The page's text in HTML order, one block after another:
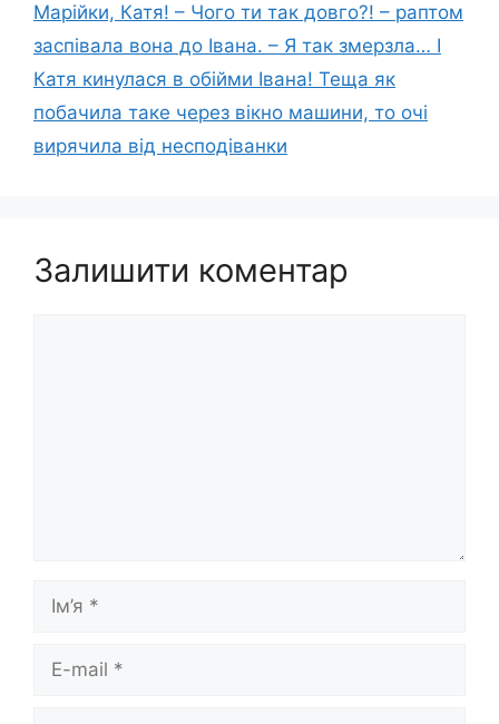
Марійки, Катя! – Чого ти так довго?! – раптом
заспівала вона до Івана. – Я так змерзла… І
Катя кинулася в обійми Івана! Теща як
побачила таке через вікно машини, то очі
вирячила від несподіванки
Залишити коментар
Ім’я